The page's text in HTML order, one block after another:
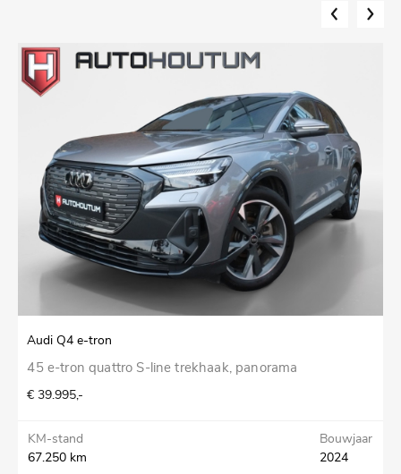
Audi Q4 e-tron
45 e-tron quattro S-line trekhaak, panorama
€ 39.995,-
KM-stand
67.250 km
Bouwjaar
2024